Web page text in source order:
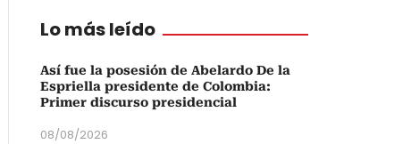
Lo más leído
Así fue la posesión de Abelardo De la
Espriella presidente de Colombia:
Primer discurso presidencial
08/08/2026